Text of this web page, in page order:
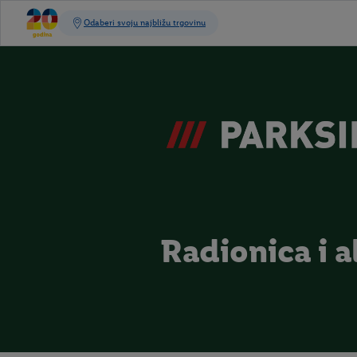
Radionica i